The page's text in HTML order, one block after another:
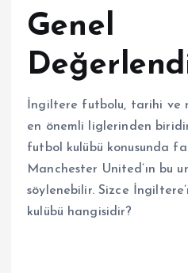
Genel
İngiltere futbolu, tarihi ve
en önemli liglerinden
futbol kulübü konusunda
Manchester United’ın bu
söylenebilir. Sizce
kulübü hangisidir?